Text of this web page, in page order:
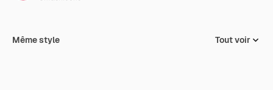
Même style Tout voir